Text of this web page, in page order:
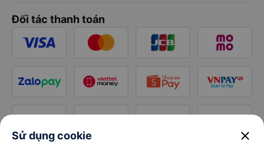
Đối tác thanh toán
Sử dụng cookie close